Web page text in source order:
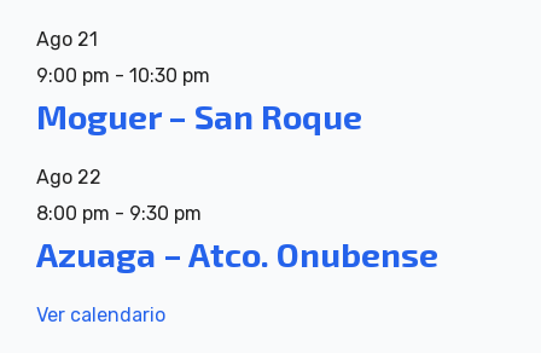
Ago 21
9:00 pm - 10:30 pm
Moguer – San Roque
Ago 22
8:00 pm - 9:30 pm
Azuaga – Atco. Onubense
Ver calendario